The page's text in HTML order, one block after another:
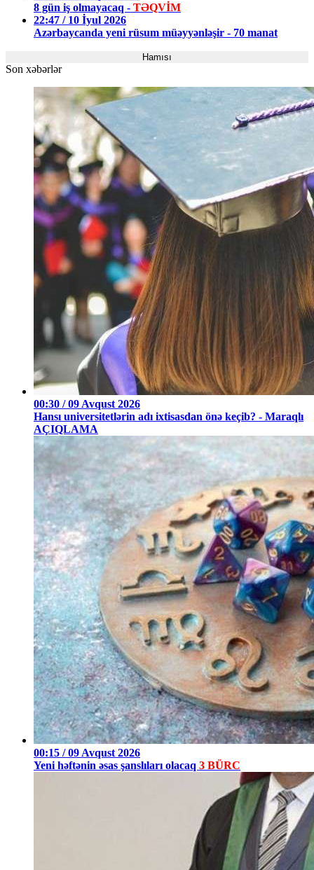
8 gün iş olmayacaq - TƏQVİM
22:47 / 10 İyul 2026
Azərbaycanda yeni rüsum müəyyənləşir - 70 manat
Hamısı
Son xəbərlər
00:30 / 09 Avqust 2026
Hansı universitetlərin adı ixtisasdan önə keçib? - Maraqlı
AÇIQLAMA
00:15 / 09 Avqust 2026
Yeni həftənin əsas şanslıları olacaq 3 BÜRC